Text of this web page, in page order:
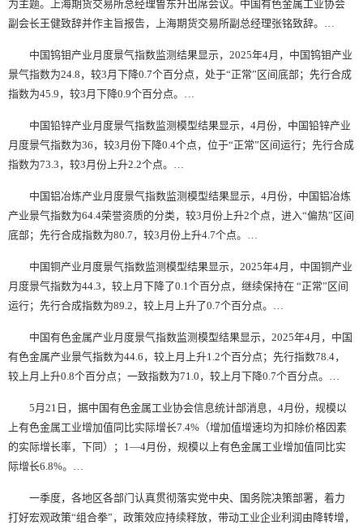
为主题。上海期货交易所总经理鲁东升出席会议。中国有色金属工业协会
副会长王健致辞并作主旨报告，上海期货交易所副总经理张铭致辞。…
中国钨钼产业月度景气指数监测结果显示，2025年4月，中国钨钼产业
景气指数为24.8，较3月下降0.7个百分点，处于“正常”区间底部；先行合成
指数为45.9，较3月下降0.9个百分点。…
中国铅锌产业月度景气指数监测模型结果显示，4月份，中国铅锌产业
月度景气指数为36，较3月份下降0.4个点，位于“正常”区间运行；先行合成
指数为73.3，较3月份上升2.2个点。…
中国铝冶炼产业月度景气指数监测模型结果显示，4月份，中国铝冶炼
产业景气指数为64.4荣誉资质的分类，较3月份上升2个点，进入“偏热”区间
底部；先行合成指数为80.7，较3月份上升4.7个点。…
中国铜产业月度景气指数监测模型结果显示，2025年4月，中国铜产业
月度景气指数为44.3，较上月下降了0.1个百分点，继续保持在 “正常”区间
运行；先行合成指数为89.2，较上月上升了0.7个百分点。…
中国有色金属产业月度景气指数监测模型结果显示，2025年4月，中国
有色金属产业景气指数为44.6，较上月上升1.2个百分点；先行指数78.4，
较上月上升0.8个百分点；一致指数为71.0，较上月下降0.7个百分点。…
5月21日，据中国有色金属工业协会信息统计部消息，4月份，规模以
上有色金属工业增加值同比实际增长7.4%（增加值增速均为扣除价格因素
的实际增长率，下同）；1—4月份，规模以上有色金属工业增加值同比实
际增长6.8%。…
一季度，各地区各部门认真贯彻落实党中央、国务院决策部署，着力
打好宏观政策“组合拳”，政策效应持续释放，带动工业企业利润由降转增，